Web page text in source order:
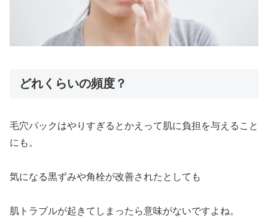
どれくらいの頻度？
毛穴パックはやりすぎるとかえって肌に負担を与えること
にも。
気になる黒ずみや角栓が改善されたとしても
肌トラブルが起きてしまったら意味がないですよね。